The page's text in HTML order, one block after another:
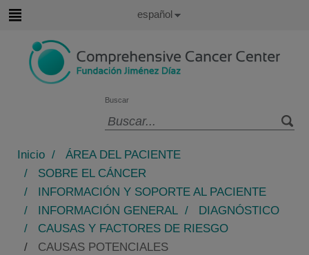
contenido
Buscar
idioma
Idioma
Español
Inicio / ÁREA DEL PACIENTE
/ SOBRE EL CÁNCER
/ INFORMACIÓN Y SOPORTE AL PACIENTE
/ INFORMACIÓN GENERAL / DIAGNÓSTICO
/ CAUSAS Y FACTORES DE RIESGO
/ CAUSAS POTENCIALES